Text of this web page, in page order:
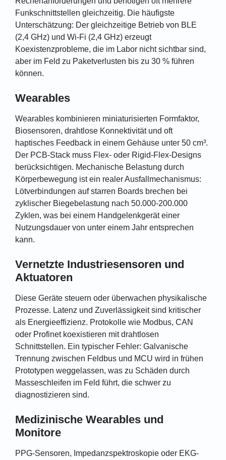
Funkschnittstellen gleichzeitig. Die häufigste
Unterschätzung: Der gleichzeitige Betrieb von BLE
(2,4 GHz) und Wi-Fi (2,4 GHz) erzeugt
Koexistenzprobleme, die im Labor nicht sichtbar sind,
aber im Feld zu Paketverlusten bis zu 30 % führen
können.
Wearables
Wearables kombinieren miniaturisierten Formfaktor,
Biosensoren, drahtlose Konnektivität und oft
haptisches Feedback in einem Gehäuse unter 50 cm³.
Der PCB-Stack muss Flex- oder Rigid-Flex-Designs
berücksichtigen. Mechanische Belastung durch
Körperbewegung ist ein realer Ausfallmechanismus:
Lötverbindungen auf starren Boards brechen bei
zyklischer Biegebelastung nach 50.000-200.000
Zyklen, was bei einem Handgelenkgerät einer
Nutzungsdauer von unter einem Jahr entsprechen
kann.
Vernetzte Industriesensoren und
Aktuatoren
Diese Geräte steuern oder überwachen physikalische
Prozesse. Latenz und Zuverlässigkeit sind kritischer
als Energieeffizienz. Protokolle wie Modbus, CAN
oder Profinet koexistieren mit drahtlosen
Schnittstellen. Ein typischer Fehler: Galvanische
Trennung zwischen Feldbus und MCU wird in frühen
Prototypen weggelassen, was zu Schäden durch
Masseschleifen im Feld führt, die schwer zu
diagnostizieren sind.
Medizinische Wearables und
Monitore
PPG-Sensoren, Impedanzspektroskopie oder EKG-